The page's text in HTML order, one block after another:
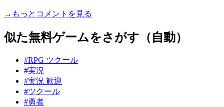
→もっとコメントを見る
似た無料ゲームをさがす（自動）
#RPG ツクール
#実況
#実況 歓迎
#ツクール
#勇者